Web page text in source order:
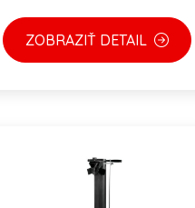
ZOBRAZIŤ DETAIL